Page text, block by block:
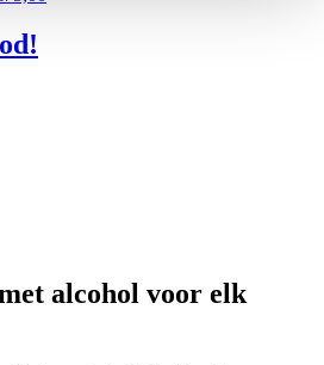
alcohol voor elk